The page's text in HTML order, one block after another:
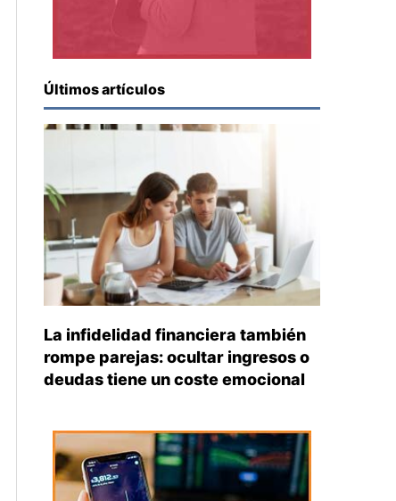
Últimos artículos
La infidelidad financiera también
rompe parejas: ocultar ingresos o
deudas tiene un coste emocional